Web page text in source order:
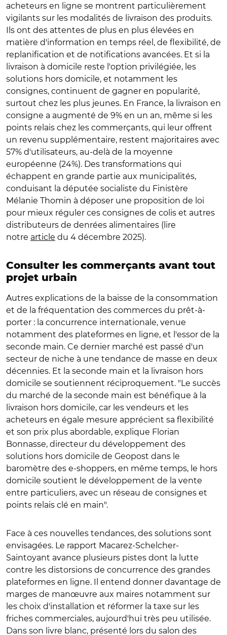
acheteurs en ligne se montrent particulièrement
vigilants sur les modalités de livraison des produits.
Ils ont des attentes de plus en plus élevées en
matière d'information en temps réel, de flexibilité, de
replanification et de notifications avancées. Et si la
livraison à domicile reste l'option privilégiée, les
solutions hors domicile, et notamment les
consignes, continuent de gagner en popularité,
surtout chez les plus jeunes. En France, la livraison en
consigne a augmenté de 9% en un an, même si les
points relais chez les commerçants, qui leur offrent
un revenu supplémentaire, restent majoritaires avec
57% d'utilisateurs, au-delà de la moyenne
européenne (24%). Des transformations qui
échappent en grande partie aux municipalités,
conduisant la députée socialiste du Finistère
Mélanie Thomin à déposer une proposition de loi
pour mieux réguler ces consignes de colis et autres
distributeurs de denrées alimentaires (lire
notre article du 4 décembre 2025).
Consulter les commerçants avant tout
projet urbain
Autres explications de la baisse de la consommation
et de la fréquentation des commerces du prêt-à-
porter : la concurrence internationale, venue
notamment des plateformes en ligne, et l'essor de la
seconde main. Ce dernier marché est passé d'un
secteur de niche à une tendance de masse en deux
décennies. Et la seconde main et la livraison hors
domicile se soutiennent réciproquement. "Le succès
du marché de la seconde main est bénéfique à la
livraison hors domicile, car les vendeurs et les
acheteurs en égale mesure apprécient sa flexibilité
et son prix plus abordable, explique Florian
Bonnasse, directeur du développement des
solutions hors domicile de Geopost dans le
baromètre des e-shoppers, en même temps, le hors
domicile soutient le développement de la vente
entre particuliers, avec un réseau de consignes et
points relais clé en main".
Face à ces nouvelles tendances, des solutions sont
envisagées. Le rapport Macarez-Schelcher-
Saintoyant avance plusieurs pistes dont la lutte
contre les distorsions de concurrence des grandes
plateformes en ligne. Il entend donner davantage de
marges de manœuvre aux maires notamment sur
les choix d'installation et réformer la taxe sur les
friches commerciales, aujourd'hui très peu utilisée.
Dans son livre blanc, présenté lors du salon des